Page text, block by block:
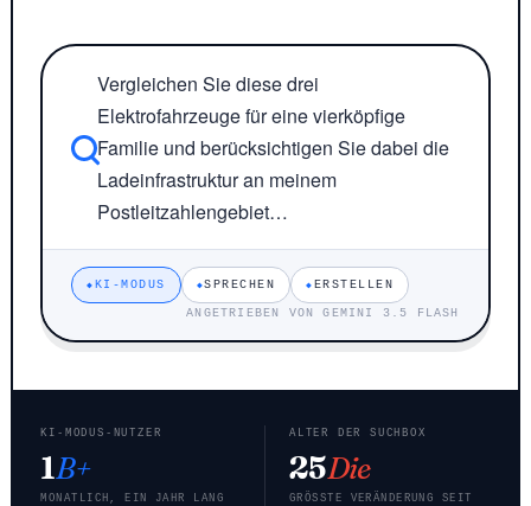
Vergleichen Sie diese drei
Elektrofahrzeuge für eine vierköpfige
Familie und berücksichtigen Sie dabei die
Ladeinfrastruktur an meinem
Postleitzahlengebiet…
KI-MODUS SPRECHEN ERSTELLEN
ANGETRIEBEN VON GEMINI 3.5 FLASH
KI-MODUS-NUTZER
1B+
MONATLICH, EIN JAHR LANG
ALTER DER SUCHBOX
25Die
GRÖSSTE VERÄNDERUNG SEIT